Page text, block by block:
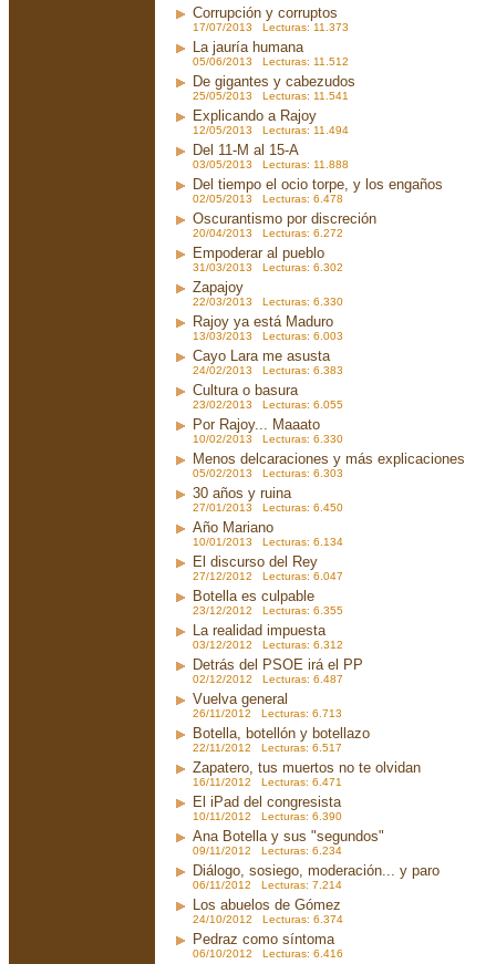
Corrupción y corruptos
17/07/2013 Lecturas: 11.373
La jauría humana
05/06/2013 Lecturas: 11.512
De gigantes y cabezudos
25/05/2013 Lecturas: 11.541
Explicando a Rajoy
12/05/2013 Lecturas: 11.494
Del 11-M al 15-A
03/05/2013 Lecturas: 11.888
Del tiempo el ocio torpe, y los engaños
02/05/2013 Lecturas: 6.478
Oscurantismo por discreción
20/04/2013 Lecturas: 6.272
Empoderar al pueblo
31/03/2013 Lecturas: 6.302
Zapajoy
22/03/2013 Lecturas: 6.330
Rajoy ya está Maduro
13/03/2013 Lecturas: 6.003
Cayo Lara me asusta
24/02/2013 Lecturas: 6.383
Cultura o basura
23/02/2013 Lecturas: 6.055
Por Rajoy... Maaato
10/02/2013 Lecturas: 6.330
Menos delcaraciones y más explicaciones
05/02/2013 Lecturas: 6.303
30 años y ruina
27/01/2013 Lecturas: 6.450
Año Mariano
10/01/2013 Lecturas: 6.134
El discurso del Rey
27/12/2012 Lecturas: 6.047
Botella es culpable
23/12/2012 Lecturas: 6.355
La realidad impuesta
03/12/2012 Lecturas: 6.312
Detrás del PSOE irá el PP
02/12/2012 Lecturas: 6.487
Vuelva general
26/11/2012 Lecturas: 6.713
Botella, botellón y botellazo
22/11/2012 Lecturas: 6.517
Zapatero, tus muertos no te olvidan
16/11/2012 Lecturas: 6.471
El iPad del congresista
10/11/2012 Lecturas: 6.390
Ana Botella y sus "segundos"
09/11/2012 Lecturas: 6.234
Diálogo, sosiego, moderación... y paro
06/11/2012 Lecturas: 7.214
Los abuelos de Gómez
24/10/2012 Lecturas: 6.374
Pedraz como síntoma
06/10/2012 Lecturas: 6.416